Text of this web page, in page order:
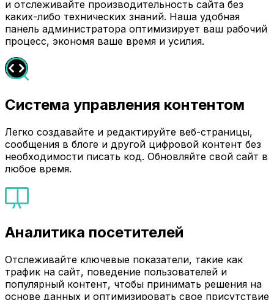
и отслеживайте производительность сайта без
каких-либо технических знаний. Наша удобная
панель администратора оптимизирует ваш рабочий
процесс, экономя ваше время и усилия.
Система управления контентом
Легко создавайте и редактируйте веб-страницы,
сообщения в блоге и другой цифровой контент без
необходимости писать код. Обновляйте свой сайт в
любое время.
Аналитика посетителей
Отслеживайте ключевые показатели, такие как
трафик на сайт, поведение пользователей и
популярный контент, чтобы принимать решения на
основе данных и оптимизировать свое присутствие